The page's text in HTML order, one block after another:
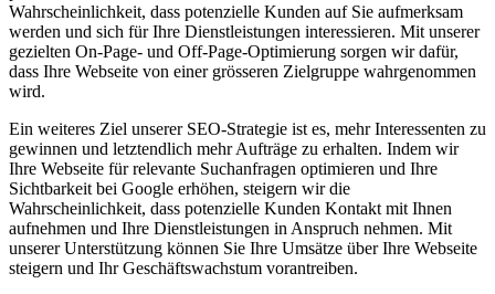
Wahrscheinlichkeit, dass potenzielle Kunden auf Sie aufmerksam
werden und sich für Ihre Dienstleistungen interessieren. Mit unserer
gezielten On-Page- und Off-Page-Optimierung sorgen wir dafür,
dass Ihre Webseite von einer grösseren Zielgruppe wahrgenommen
wird.
Ein weiteres Ziel unserer SEO-Strategie ist es, mehr Interessenten zu
gewinnen und letztendlich mehr Aufträge zu erhalten. Indem wir
Ihre Webseite für relevante Suchanfragen optimieren und Ihre
Sichtbarkeit bei Google erhöhen, steigern wir die
Wahrscheinlichkeit, dass potenzielle Kunden Kontakt mit Ihnen
aufnehmen und Ihre Dienstleistungen in Anspruch nehmen. Mit
unserer Unterstützung können Sie Ihre Umsätze über Ihre Webseite
steigern und Ihr Geschäftswachstum vorantreiben.